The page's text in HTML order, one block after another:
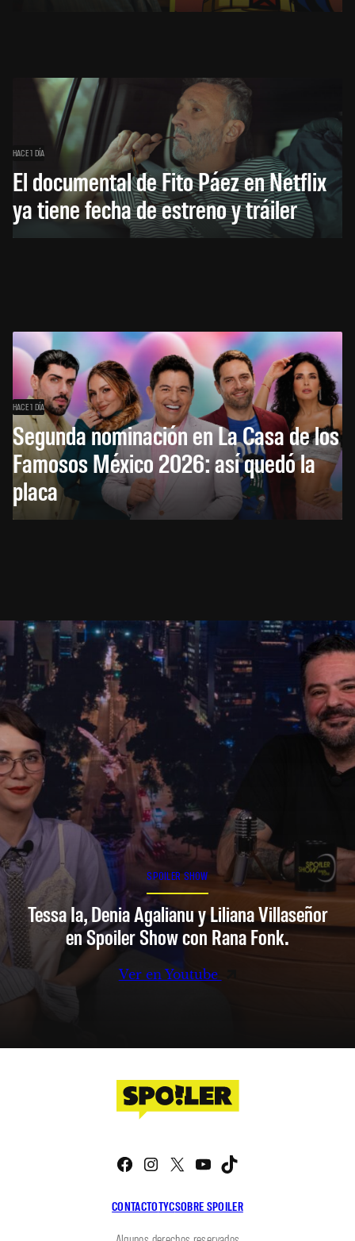
HACE 1 DÍA
El documental de Fito Páez en Netflix
ya tiene fecha de estreno y tráiler
HACE 1 DÍA
Segunda nominación en La Casa de los
Famosos México 2026: así quedó la
placa
SPOILER SHOW
Tessa Ia, Denia Agalianu y Liliana Villaseñor
en Spoiler Show con Rana Fonk.
Ver en Youtube
CONTACTOTYCSOBRE SPOILER
Facebook
Instagram
X YouTube